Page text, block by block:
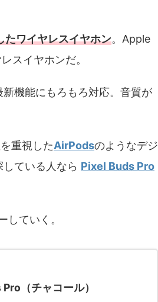
ワイヤレスイヤホン。Apple
スイヤホンだ。
機能にもろもろ対応。音質が
重視したAirPodsのようなデジ
ている人なら Pixel Buds Pro
していく。
（チャコール）